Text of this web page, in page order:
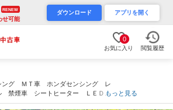
RENEW
せ可能
ダウンロード アプリを開く
0
お気に入り 閲覧履歴
ング ＭＴ車 ホンダセンシング レ
禁煙車 シートヒーター ＬＥＤヘ
アルミホイール 純正ＳＤナビ バッ
もっと見る